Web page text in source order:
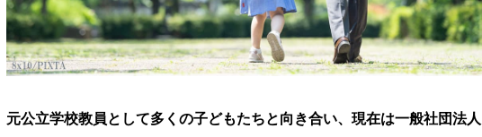
元公立学校教員として多くの子どもたちと向き合い、現在は一般社団法人